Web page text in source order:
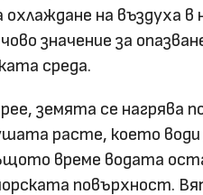
на въздуха в
значение за
среда.
земята се нагрява
расте, което води
време водата
повърхност.